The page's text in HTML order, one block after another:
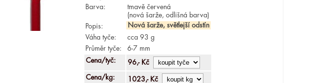
Barva:
tmavě červená
(nová šarže, odlišná barva)
Popis:
Nová šarže, světlejší odstín
Váha tyče:
cca 93 g
Průměr tyče:
6-7 mm
Cena/tyč:
96,- Kč
Cena/kg: 1023,- Kč